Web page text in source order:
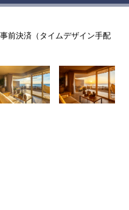
前決済（タイムデザイン手配